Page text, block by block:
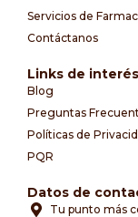
Servicios de
Contáctanos
Links de interés
Blog
Preguntas
Políticas de
PQR
Datos de
Tu punto más